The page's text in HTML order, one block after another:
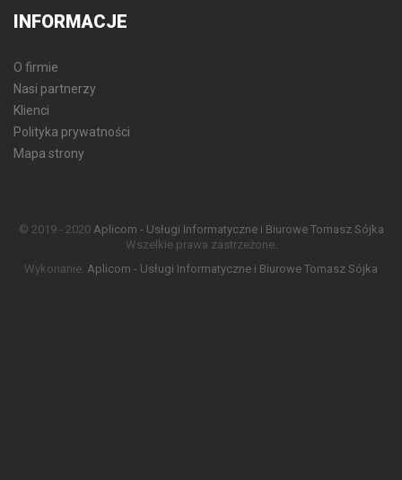
INFORMACJE
O firmie
Nasi partnerzy
Klienci
Polityka prywatności
Mapa strony
© 2019 - 2020 Aplicom - Usługi Informatyczne i Biurowe Tomasz Sójka
Wszelkie prawa zastrzeżone.
Wykonanie: Aplicom - Usługi Informatyczne i Biurowe Tomasz Sójka